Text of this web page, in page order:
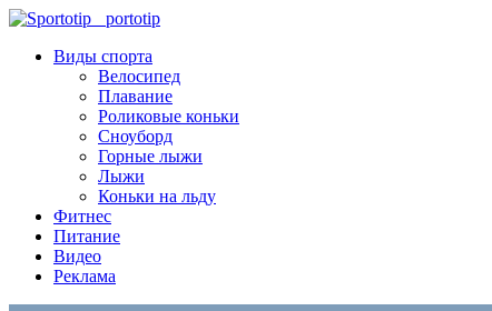
portotip
Виды спорта
Велосипед
Плавание
Роликовые коньки
Сноуборд
Горные лыжи
Лыжи
Коньки на льду
Фитнес
Питание
Видео
Реклама